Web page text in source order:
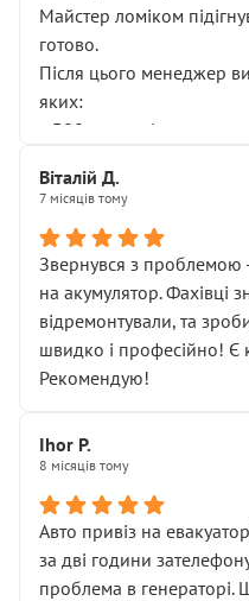
Майстер ломіком
готово.
Після цього менеджер
яких:
• 300 грн — діагностика
НЕ погоджував
послуга. Тим більше, я
діагностики ходової не
зауваження гроші за цю
лише підтвердило мою
Але головне — я
залишився таким самим,
Далі ситуація тільки
• сказали, що тепер
• що біля авто стояти
• почали озвучувати
чіткого пояснення
( ну все зняли та
Віталій Д.
7 місяців тому
Звернувся з проблемою
на акумулятор. Фахівці
відремонтували, та
швидко і професійно! Є
Рекомендую!
Ihor P.
8 місяців тому
Авто привіз на
за дві години
проблема в генераторі.